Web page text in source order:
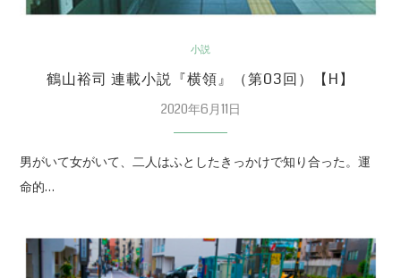
小説
鶴山裕司 連載小説『横領』（第03回）【H】
2020年6月11日
男がいて女がいて、二人はふとしたきっかけで知り合った。運
命的…